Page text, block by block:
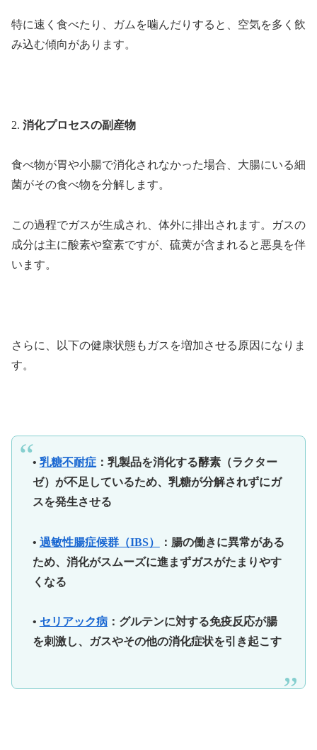
特に速く食べたり、ガムを噛んだりすると、空気を多く飲
み込む傾向があります。
2. 消化プロセスの副産物
食べ物が胃や小腸で消化されなかった場合、大腸にいる細
菌がその食べ物を分解します。
この過程でガスが生成され、体外に排出されます。ガスの
成分は主に酸素や窒素ですが、硫黄が含まれると悪臭を伴
います。
さらに、以下の健康状態もガスを増加させる原因になりま
す。
• 乳糖不耐症：乳製品を消化する酵素（ラクター
ゼ）が不足しているため、乳糖が分解されずにガ
スを発生させる
• 過敏性腸症候群（IBS）
：腸の働きに異常がある
ため、消化がスムーズに進まずガスがたまりやす
くなる
• セリアック病：グルテンに対する免疫反応が腸
を刺激し、ガスやその他の消化症状を引き起こす